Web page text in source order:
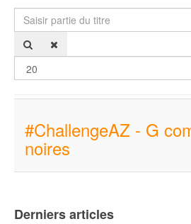
Saisir partie du titre
#ChallengeAZ - G
noires
Derniers articles